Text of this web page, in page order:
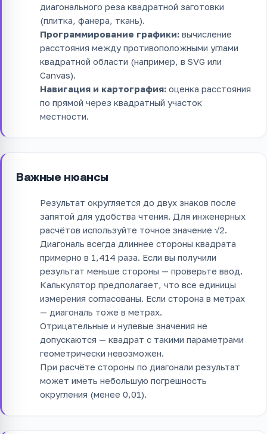
диагонального реза квадратной заготовки
(плитка, фанера, ткань).
Программирование графики: вычисление
расстояния между противоположными углами
квадратной области (например, в SVG или
Canvas).
Навигация и картография: оценка расстояния
по прямой через квадратный участок
местности.
Важные нюансы
Результат округляется до двух знаков после
запятой для удобства чтения. Для инженерных
расчётов используйте точное значение √2.
Диагональ всегда длиннее стороны квадрата
примерно в 1,414 раза. Если вы получили
результат меньше стороны — проверьте ввод.
Калькулятор предполагает, что все единицы
измерения согласованы. Если сторона в метрах
— диагональ тоже в метрах.
Отрицательные и нулевые значения не
допускаются — квадрат с такими параметрами
геометрически невозможен.
При расчёте стороны по диагонали результат
может иметь небольшую погрешность
округления (менее 0,01).